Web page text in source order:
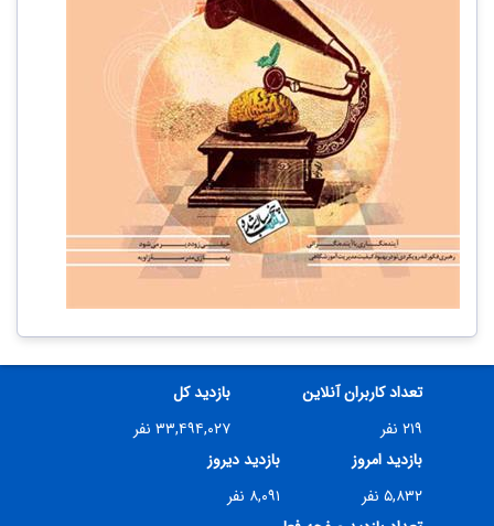
تعداد کاربران آنلاین
۲۱۹ نفر
بازدید کل
۳۳,۴۹۴,۰۲۷ نفر
بازدید امروز
۵,۸۳۲ نفر
بازدید دیروز
۸,۰۹۱ نفر